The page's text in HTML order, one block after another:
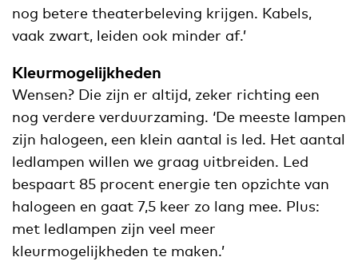
nog betere theaterbeleving krijgen. Kabels,
vaak zwart, leiden ook minder af.’
Kleurmogelijkheden
Wensen? Die zijn er altijd, zeker richting een
nog verdere verduurzaming. ‘De meeste lampen
zijn halogeen, een klein aantal is led. Het aantal
ledlampen willen we graag uitbreiden. Led
bespaart 85 procent energie ten opzichte van
halogeen en gaat 7,5 keer zo lang mee. Plus:
met ledlampen zijn veel meer
kleurmogelijkheden te maken.’